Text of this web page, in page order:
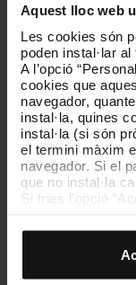
Aquest lloc web
Les cookies són
poden instal·lar
A l’opció
cookies que
navegador,
instal·la, quines
instal·la (si són
el termini màxim
navegador. Si el
que no instal·la
Si tries l’opció
El selector que
cookies
Un cop hagis
(09/02/2026)
Nota
Personal
KB]
Llista
Personal
KB]
Llista
Personal
de proves
(12/12/2025)